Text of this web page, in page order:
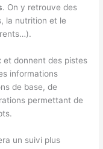
. On y retrouve des
la nutrition et le
et donnent des pistes
informations
de base, de
permettant de
un suivi plus